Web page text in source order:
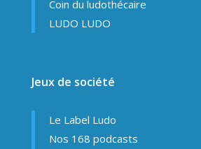
Coin du ludothécaire
LUDO LUDO
Jeux de société
Le Label Ludo
Nos 168 podcasts